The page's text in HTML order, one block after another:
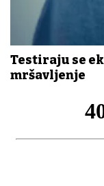
Testiraju se
mršavljenje